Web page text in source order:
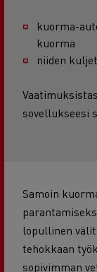
kuorma-
kuorma
niiden
sovellukseesi
Samoin
lopullinen
tehokkaan
sopivimman